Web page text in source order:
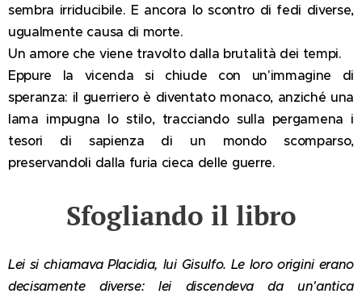
sembra irriducibile. E ancora lo scontro di fedi diverse,
ugualmente causa di morte.
Un amore che viene travolto dalla brutalità dei tempi.
Eppure la vicenda si chiude con un'immagine di
speranza: il guerriero è diventato monaco, anziché una
lama impugna lo stilo, tracciando sulla pergamena i
tesori di sapienza di un mondo scomparso,
preservandoli dalla furia cieca delle guerre.
Sfogliando il libro
Lei si chiamava Placidia, lui Gisulfo. Le loro origini erano
decisamente diverse: lei discendeva da un'antica